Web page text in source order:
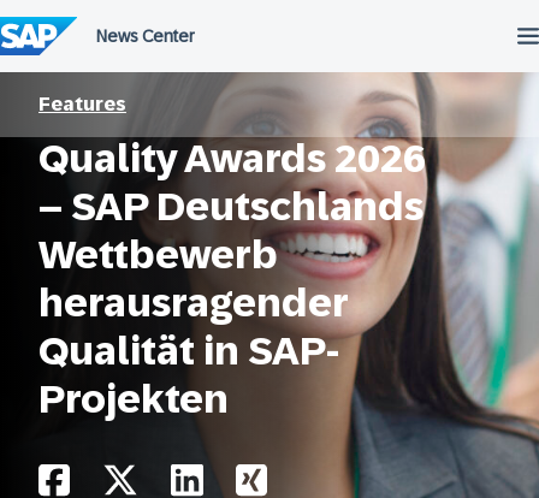
Features
Quality Awards 2026
– SAP Deutschlands
Wettbewerb
herausragender
Qualität in SAP-
Projekten